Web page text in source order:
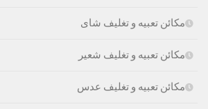
مكائن تعبيه و تغليف شاى
مكائن تعبيه و تغليف شعير
مكائن تعبيه و تغليف عدس